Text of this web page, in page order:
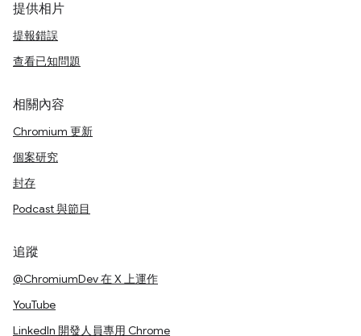
提供相片
提報錯誤
查看已知問題
相關內容
Chromium 更新
個案研究
封存
Podcast 與節目
追蹤
@ChromiumDev 在 X 上運作
YouTube
LinkedIn 開發人員專用 Chrome